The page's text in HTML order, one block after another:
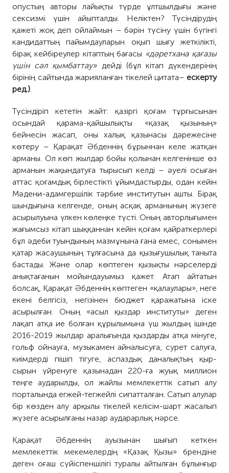
опустың авторы лайықты түрде ұлтшылдығы және
сексизмі үшін айыпталды. Неліктен? Түсіндірудің
қажеті жоқ деп ойлаймын – бәрін түсіну үшін бүгінгі
кандидаттың пайымдауларын оқып шығу жеткілікті,
бірақ кейбіреулер кітаптың бағасы «дәретхана қағазы
үшін сәл қымбаттау»дейді (бұл кітап дүкендерінің
бірінің сайтында жарияланған тікелей цитата– ескерту
ред.).
Түсіндіріп кететін жайт: қазіргі қоғам тұрғысынан
осындай қарама-қайшылықты «қазақ қызының»
бейнесін жасап, оны халық қазынасы дәрежесіне
көтеру – Қарақат Әбденнің бұрыннан келе жатқан
арманы. Ол көп жылдар бойы қолынан келгенінше өз
арманын жақындатуға тырысып келді – әуелі осыған
аттас қоғамдық бірлестікті ұйымдастырды, одан кейін
Мәдени-адамгершілік тәрбие институтын ашты. Бірақ
шындығына келгенде, оның асқақ арманының жүзеге
асырылуына үлкен көлеңке түсті. Оның авторлығымен
жағымсыз кітап шыққаннан кейін қоғам қайраткерлері
бұл әдеби туындының мазмұнына ғана емес, сонымен
қатар жасаушының тұлғасына да қызығушылық таныта
бастады. Және олар көптеген қызықты нәрселерді
анықтағанын мойындауымыз қажет. Атап айтатын
болсақ, Қарақат Әбденнің көптеген «қалаулары», неге
екені белгісіз, негізінен бюджет қаражатына іске
асырылған. Оның «асыл қыздар институты» деген
лақап атқа ие болған құрылымына үш жылдың ішінде
2016-2019 жылдар аралығында қыздарды атқа мінуге,
гольф ойнауға, музыкамен айналысуға, сурет салуға,
киімдерді пішіп тігуге, аспаздық даналықтың қыр-
сырын үйренуге қазынадан 220-ға жуық миллион
теңге аударылды, ол жайлы мемлекеттік сатып алу
порталында егжей-тегжейлі сипатталған. Сатып алулар
бір көзден алу арқылы тікелей келісім-шарт жасалып
жүзеге асырылғаны назар аударарлық нәрсе.
Қарақат Әбденнің ауызынан шығып кеткен
мемлекеттік мекемелердің «Қазақ Қызы» брендіне
деген оғаш сүйіспеншілігі туралы айтылған бұлынғыр